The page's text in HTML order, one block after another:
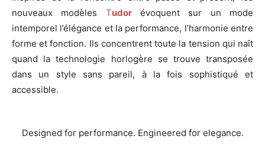
nouveaux modèles Tudorévoquent sur un mode
intemporel l’élégance et la performance, l’harmonie entre
forme et fonction. Ils concentrent toute la tension qui naît
quand la technologie horlogère se trouve transposée
dans un style sans pareil, à la fois sophistiqué et
accessible.
Designed for performance. Engineered for elegance.